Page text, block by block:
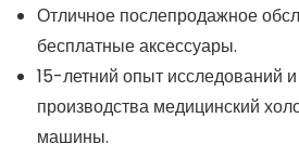
Отличное послепродажное
бесплатные аксессуары.
15-летний опыт исследований
производства медицинский
машины.